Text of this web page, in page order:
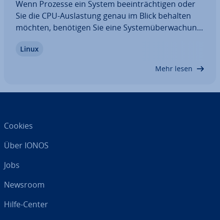
Wenn Prozesse ein System be­ein­träch­ti­gen oder
Sie die CPU-Aus­las­tung genau im Blick behalten
möchten, benötigen Sie eine Sys­tem­über­wa­chung.
Zweck. Hier erfahren Sie, wie Sie den Ubuntu-Task­
Linux
Mehr lesen
Cookies
Über IONOS
Jobs
Newsroom
Hilfe-Center